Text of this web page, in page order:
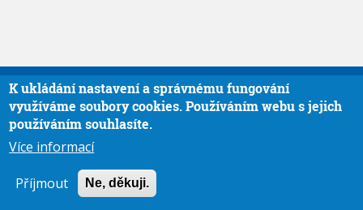
K ukládání nastavení a správnému fungování
využíváme soubory cookies. Používáním webu s jejich
používáním souhlasíte.
Více informací
Příjmout Ne, děkuji.